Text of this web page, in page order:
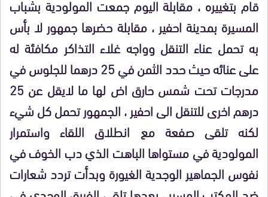
قام بتغييره ، مقابلة اليوم جمعت المولودية بشباب
المسيرة بمدينة احفير ، مقابلة حضرها جمهور لا بأس
به تحمل عناء التنقل وواجه غلاء التذاكر مكافئة له
على عنائه حيث حدد الثمن في 25 درهما للجلوس في
مدرجات تحت شمس حارق اض لها ما لايقل عن 25
درهم اخرى للتنقل الى احفير ، الجمهور تحمل كل شيء
لكنه تلقى صفعة مع انطلاق اللقاء واستمرار
المولودية في مستواها الباهت الذي دب الخوف في
نفوس الجماهير الوجدية الغيورة وبدأت تردد شعارات